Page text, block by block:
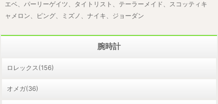
エベ、パーリーゲイツ、タイトリスト、テーラーメイド、スコッティキ
ャメロン、ピング、ミズノ、ナイキ、ジョーダン
腕時計
ロレックス(156)
オメガ(36)